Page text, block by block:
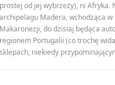
prostej od jej wybrzeży), ni Afryka.
archipelagu Madera, wchodząca w
Makaronezji, do dzisiaj będąca
regionem Portugalii (co trochę
sklepach, niekiedy